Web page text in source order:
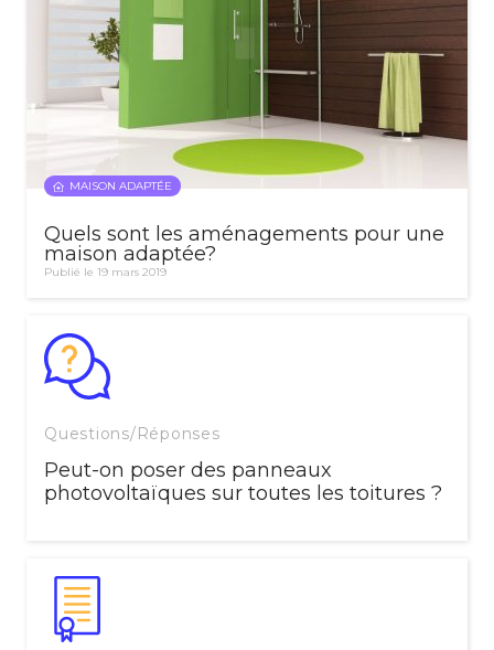
MAISON ADAPTÉE
Quels sont les aménagements pour une
maison adaptée?
Publié le 19 mars 2019
Questions/Réponses
Peut-on poser des panneaux
photovoltaïques sur toutes les toitures ?